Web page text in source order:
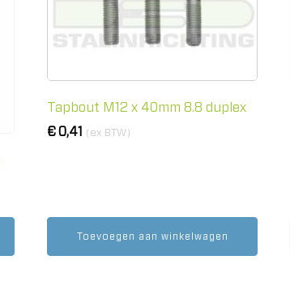
Tapbout M12 x 40mm 8.8 duplex
€0,41 (ex BTW)
Toevoegen aan winkelwagen